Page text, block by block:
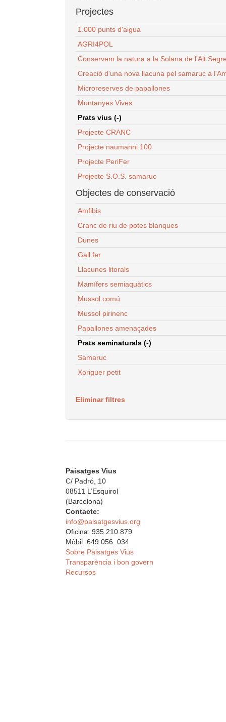
Projectes
1.000 punts d'aigua
AGRI4POL
Conservem la natura a la Solana de l'Alt
Creació d'una nova llacuna pel samaruc a
Microreserves de papallones
Muntanyes Vives
Prats vius (-)
Projecte CRANC
Projecte naumanni 100
Projecte PeriFer
Projecte S.O.S. samaruc
Objectes de conservació
Amfibis
Cranc de riu de potes blanques
Dunes
Gall fer
Llacunes litorals
Mamífers semiaquàtics
Mussol comú
Mussol pirinenc
Papallones amenaçades
Prats seminaturals (-)
Samaruc
Xoriguer petit
Eliminar filtres
Paisatges Vius
C/ Padró, 10
08511 L’Esquirol
(Barcelona)
Contacte:
info@paisatgesvius.org
Oficina: 935.210.879
Mòbil: 649.056. 034
Sobre Paisatges Vius
Transparència i bon govern
Recursos